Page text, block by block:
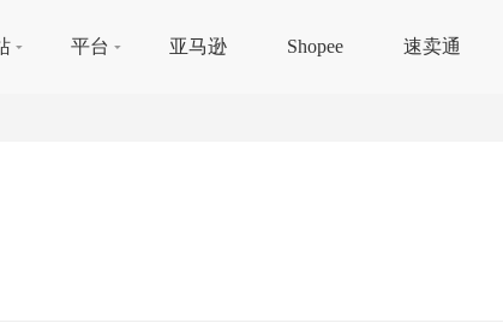
平台 亚马逊 Shopee 速卖通